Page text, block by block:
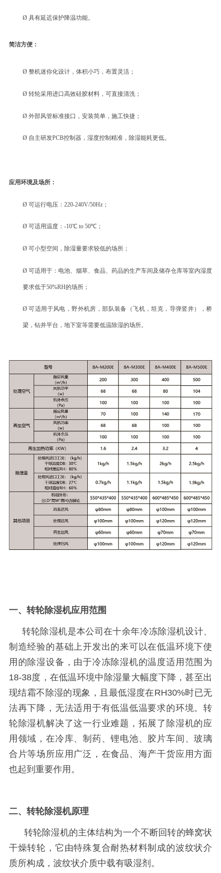
Ø 具有延迟保护降温功能。
简洁方便：
Ø 整机迷你化设计，体积小巧，布置灵活；
Ø 转轮采用进口高效硅胶材料，可直接清洗；
Ø 外部风管标准接口，安装简单，施工快捷；
Ø 自主研发PCB控制器，湿度控制精准，除湿能耗更低。
应用环境及场所：
Ø 可运行电压： 220-240V/50Hz；
Ø 可适用温度： -10℃ to 50℃；
Ø 可小型空间，除湿量要求较低的场所；
Ø 可适用于：电池、烟草、食品、药品的生产车间及储存仓库等室内湿度
要求低于50%RH的场所；
Ø可适用于风电，野外机房，部队装备（飞机，坦克，导弹竖井），桥
梁，钻井平台，地下室等需要低温除湿的场所。
一、转轮除湿机应用范围
转轮除湿机是本公司在十余年冷冻除湿机设计、
制造经验的基础上开发出的来可以在低温环境下使
用的除湿设备，由于冷冻除湿机的温度适用范围为
18-38度，在低温环境中除湿量大幅度下降，甚至出
现结霜不除湿的现象，且最低湿度在RH30%时已无
法再下降，无法适用于有低温低温要求的环境。转
轮除湿机解决了这一行业难题，拓展了除湿机的应
用领域，在冷库、制药、锂电池、胶片车间、玻璃
合片等场所应用广泛，在食品、海产干货应用方面
也起到重要作用。
二、转轮除湿机原理
转轮除湿机的主体结构为一个不断回转的蜂窝状
干燥转轮，它由特殊复合耐热材料制成的波纹状介
质所构成，波纹状介质中载有吸湿剂。